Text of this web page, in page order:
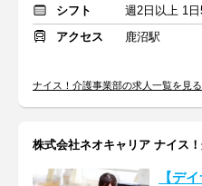
シフト
週2日以上 1
アクセス
鹿沼駅
ナイス！介護事業部の求人一覧を見る
株式会社ネオキャリア ナイス
【デ